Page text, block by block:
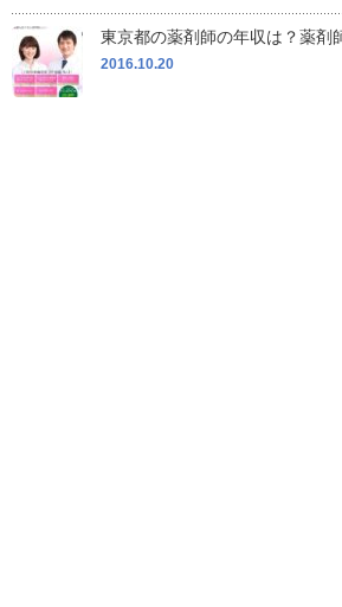
東京都の薬剤師の年収は？薬剤
2016.10.20